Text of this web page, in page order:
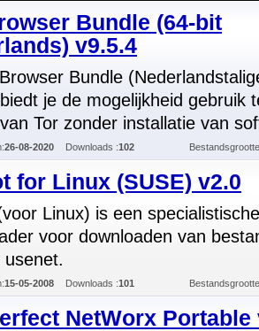
Bundle (64-bit
v9.5.4
Bundle
je de mogelijkheid gebruik
Tor zonder installatie van
26-08-2020 Downloads :102
for Linux (SUSE) v2.0
Linux) is een specialistische
voor downloaden van
15-05-2008 Downloads :101
NetWorx Portable